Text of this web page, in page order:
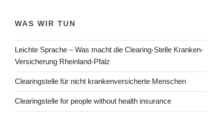
WAS WIR TUN
Leichte Sprache – Was macht die Clearing-Stelle Kranken-
Versicherung Rheinland-Pfalz
Clearingstelle für nicht krankenversicherte Menschen
Clearingstelle for people without health insurance